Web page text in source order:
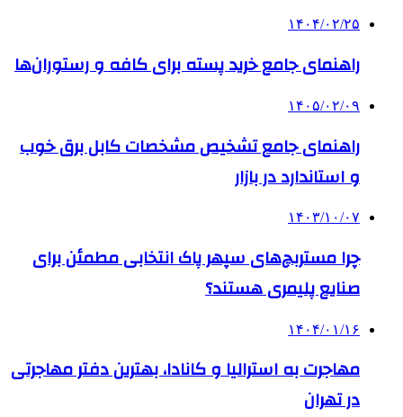
۱۴۰۴/۰۲/۲۵
راهنمای جامع خرید پسته برای کافه و رستوران‌ها
۱۴۰۵/۰۲/۰۹
راهنمای جامع تشخیص مشخصات کابل برق خوب
و استاندارد در بازار
۱۴۰۳/۱۰/۰۷
چرا مستربچ‌های سپهر پاک انتخابی مطمئن برای
صنایع پلیمری هستند؟
۱۴۰۴/۰۱/۱۶
مهاجرت به استرالیا و کانادا، بهترین دفتر مهاجرتی
در تهران